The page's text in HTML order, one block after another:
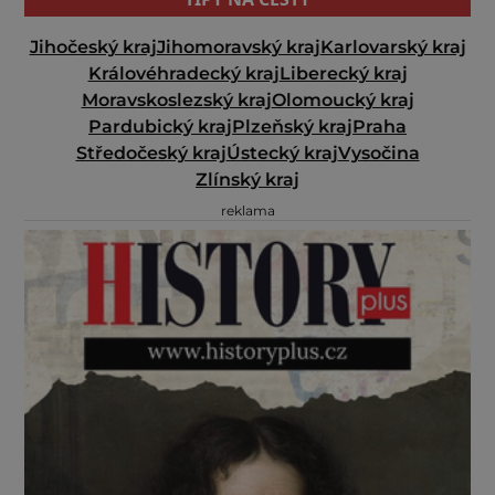
Jihočeský krajJihomoravský krajKarlovarský kraj
Královéhradecký krajLiberecký kraj
Moravskoslezský krajOlomoucký kraj
Pardubický krajPlzeňský krajPraha
Středočeský krajÚstecký krajVysočina
Zlínský kraj
reklama